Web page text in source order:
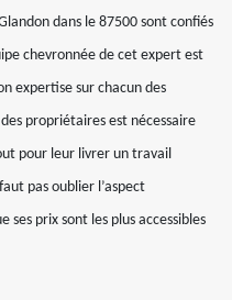
dans le 87500 sont confiés
chevronnée de cet expert est
expertise sur chacun des
propriétaires est nécessaire
pour leur livrer un travail
pas oublier l’aspect
ses prix sont les plus accessibles